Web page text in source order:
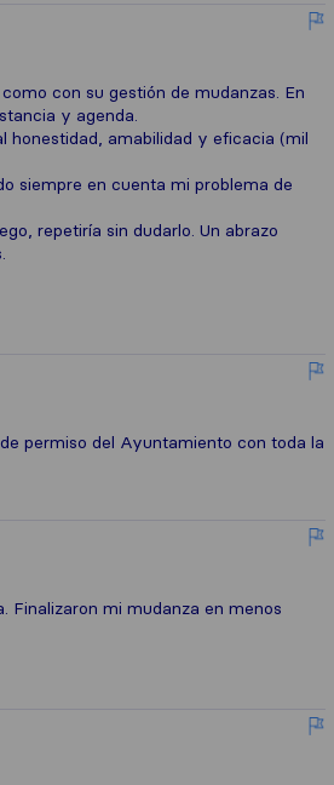
con su gestión de mudanzas. En
y agenda.
honestidad, amabilidad y eficacia (mil
siempre en cuenta mi problema de
repetiría sin dudarlo. Un abrazo
permiso del Ayuntamiento con toda la
Finalizaron mi mudanza en menos